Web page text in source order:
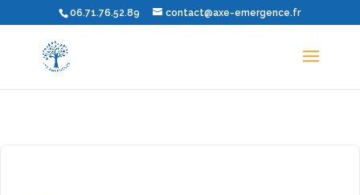
06.71.76.52.89 contact@axe-emergence.fr